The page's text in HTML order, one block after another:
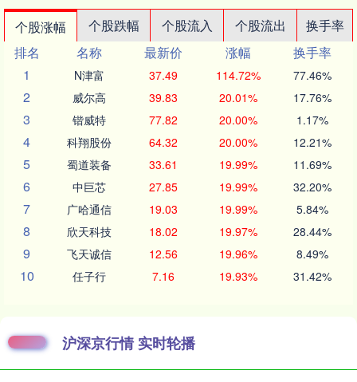
个股涨幅 个股跌幅 个股流入 个股流出
换手率
排名
名称 最新价 涨幅
换手率
1
N津富 37.49 114.72% 77.46%
2 威尔高 39.83 20.01% 17.76%
3 锴威特 77.82 20.00% 1.17%
4 科翔股份 64.32 20.00% 12.21%
5 蜀道装备 33.61 19.99% 11.69%
6 中巨芯 27.85 19.99% 32.20%
7 广哈通信 19.03 19.99% 5.84%
8 欣天科技 18.02 19.97% 28.44%
9 飞天诚信 12.56 19.96% 8.49%
10 任子行 7.16 19.93% 31.42%
沪深京行情 实时轮播